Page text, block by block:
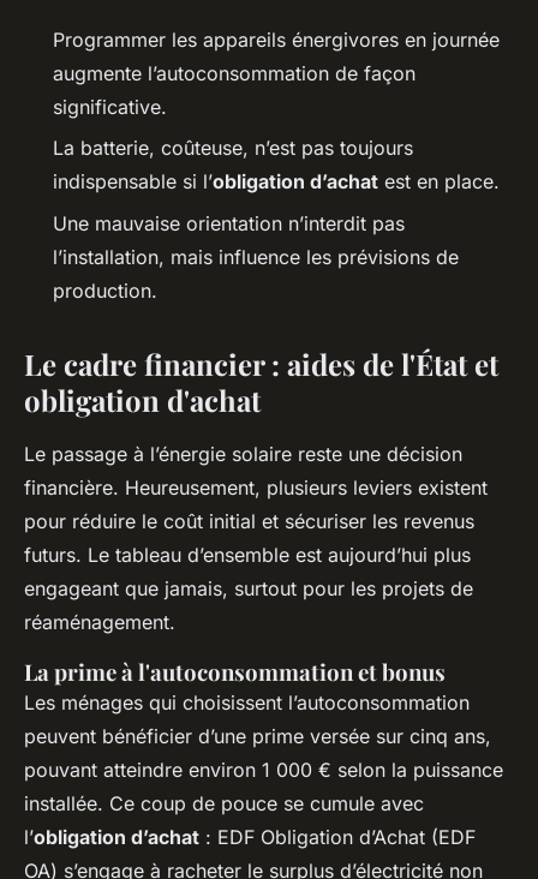
Programmer les appareils énergivores en journée
augmente l’autoconsommation de façon
significative.
La batterie, coûteuse, n’est pas toujours
indispensable si l’obligation d’achat est en place.
Une mauvaise orientation n’interdit pas
l’installation, mais influence les prévisions de
production.
Le cadre financier : aides de l'État et
obligation d'achat
Le passage à l’énergie solaire reste une décision
financière. Heureusement, plusieurs leviers existent
pour réduire le coût initial et sécuriser les revenus
futurs. Le tableau d’ensemble est aujourd’hui plus
engageant que jamais, surtout pour les projets de
réaménagement.
La prime à l'autoconsommation et bonus
Les ménages qui choisissent l’autoconsommation
peuvent bénéficier d’une prime versée sur cinq ans,
pouvant atteindre environ 1 000 € selon la puissance
installée. Ce coup de pouce se cumule avec
l’obligation d’achat : EDF Obligation d’Achat (EDF
OA) s’engage à racheter le surplus d’électricité non